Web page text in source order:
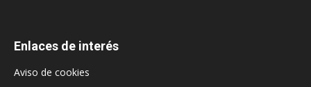
Enlaces de interés
Aviso de cookies